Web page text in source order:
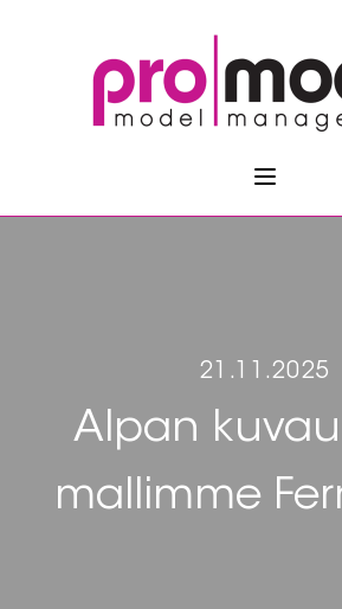
21.11.2025
Alpan
mallimme